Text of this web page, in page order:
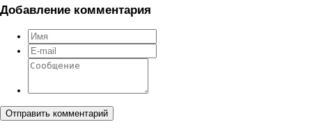
Добавление комментария
Отправить комментарий